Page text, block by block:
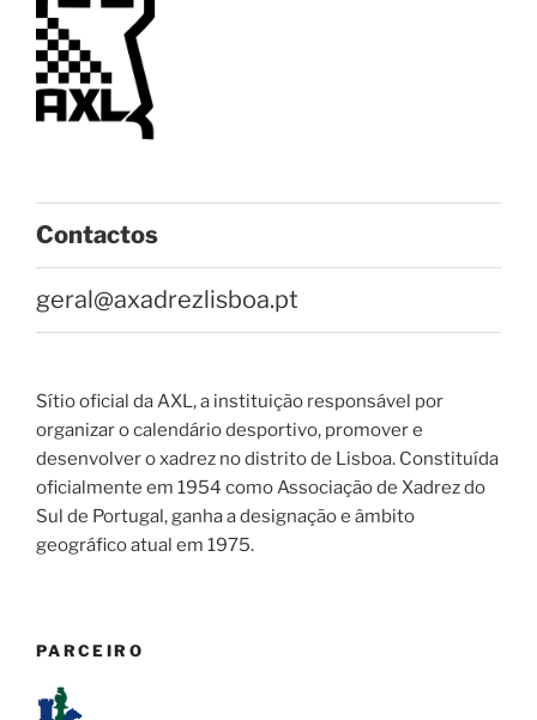
Contactos
geral@axadrezlisboa.pt
Sítio oficial da AXL, a instituição responsável por
organizar o calendário desportivo, promover e
desenvolver o xadrez no distrito de Lisboa. Constituída
oficialmente em 1954 como Associação de Xadrez do
Sul de Portugal, ganha a designação e âmbito
geográfico atual em 1975.
PARCEIRO